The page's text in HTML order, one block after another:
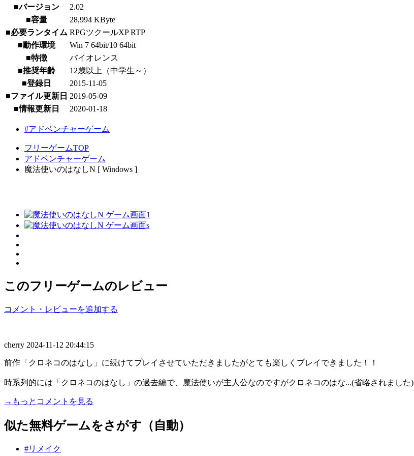
■バージョン
2.02
■容量
28,994 KByte
■必要ランタイム RPGツクールXP RTP
■動作環境
Win 7 64bit/10 64bit
■特徴
バイオレンス
■推奨年齢
12歳以上（中学生～）
■登録日
2015-11-05
■ファイル更新日 2019-05-09
■情報更新日
2020-01-18
#アドベンチャーゲーム
フリーゲームTOP
アドベンチャーゲーム
魔法使いのはなしN [ Windows ]
このフリーゲームのレビュー
コメント・レビューを追加する
cherry 2024-11-12 20:44:15
前作「クロネコのはなし」に続けてプレイさせていただきましたがとても楽しくプレイできました！！
時系列的には「クロネコのはなし」の過去編で、魔法使いが主人公なのですがクロネコのはな...(省略されました)
→もっとコメントを見る
似た無料ゲームをさがす（自動）
#リメイク